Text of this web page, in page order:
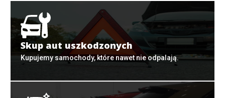
Skup aut uszkodzonych
Kupujemy samochody, które nawet nie odpalają.